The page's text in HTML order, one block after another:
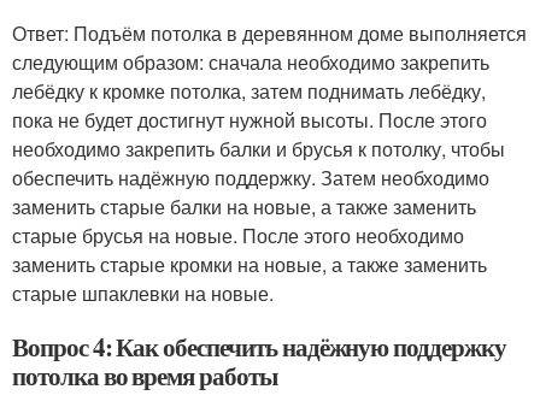
Ответ: Подъём потолка в деревянном доме выполняется
следующим образом: сначала необходимо закрепить
лебёдку к кромке потолка, затем поднимать лебёдку,
пока не будет достигнут нужной высоты. После этого
необходимо закрепить балки и брусья к потолку, чтобы
обеспечить надёжную поддержку. Затем необходимо
заменить старые балки на новые, а также заменить
старые брусья на новые. После этого необходимо
заменить старые кромки на новые, а также заменить
старые шпаклевки на новые.
Вопрос 4: Как обеспечить надёжную поддержку
потолка во время работы